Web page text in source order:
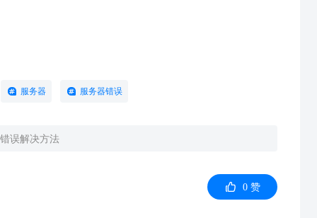
服务器 服务器错误
误解决方法
 0 赞